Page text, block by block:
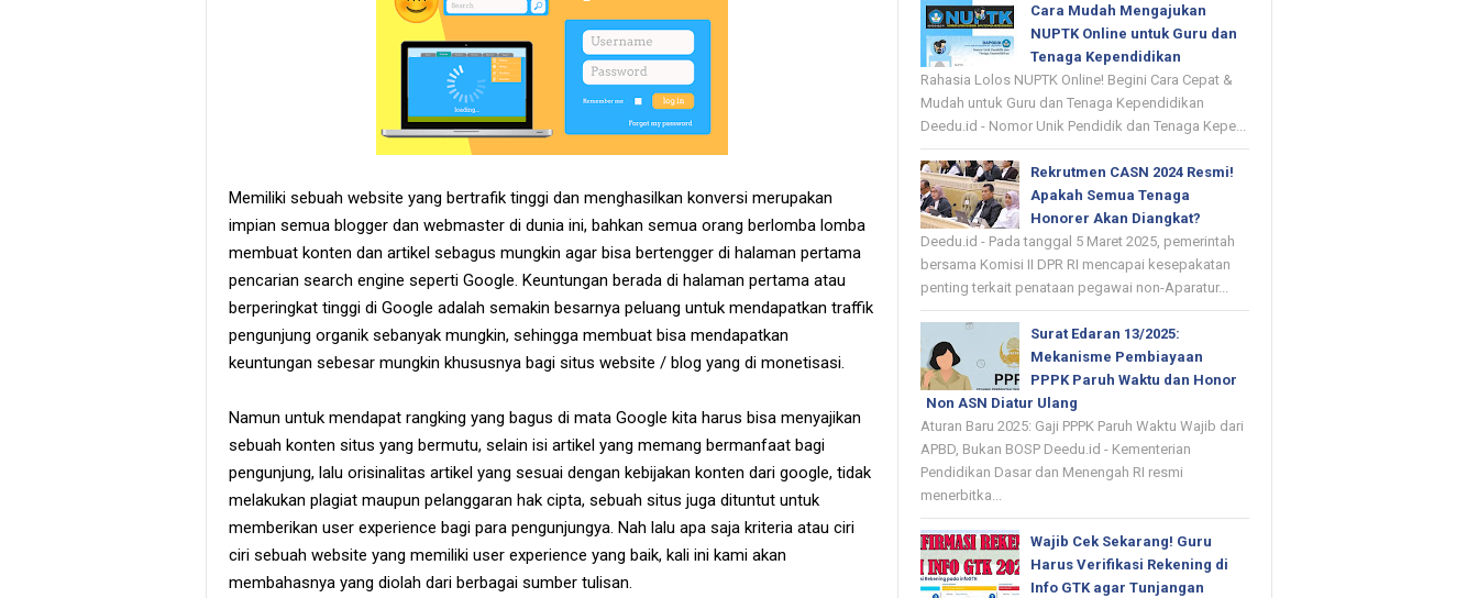
Memiliki sebuah website yang bertrafik tinggi dan menghasilkan konversi merupakan
impian semua blogger dan webmaster di dunia ini, bahkan semua orang berlomba lomba
membuat konten dan artikel sebagus mungkin agar bisa bertengger di halaman pertama
pencarian search engine seperti Google. Keuntungan berada di halaman pertama atau
berperingkat tinggi di Google adalah semakin besarnya peluang untuk mendapatkan traffik
pengunjung organik sebanyak mungkin, sehingga membuat bisa mendapatkan
keuntungan sebesar mungkin khususnya bagi situs website / blog yang di monetisasi.
Namun untuk mendapat rangking yang bagus di mata Google kita harus bisa menyajikan
sebuah konten situs yang bermutu, selain isi artikel yang memang bermanfaat bagi
pengunjung, lalu orisinalitas artikel yang sesuai dengan kebijakan konten dari google, tidak
melakukan plagiat maupun pelanggaran hak cipta, sebuah situs juga dituntut untuk
memberikan user experience bagi para pengunjungya. Nah lalu apa saja kriteria atau ciri
ciri sebuah website yang memiliki user experience yang baik, kali ini kami akan
membahasnya yang diolah dari berbagai sumber tulisan.
Cara Mudah Mengajukan
NUPTK Online untuk Guru dan
Tenaga Kependidikan
Rahasia Lolos NUPTK Online! Begini Cara Cepat &
Mudah untuk Guru dan Tenaga Kependidikan
Deedu.id - Nomor Unik Pendidik dan Tenaga Kepe...
Rekrutmen CASN 2024 Resmi!
Apakah Semua Tenaga
Honorer Akan Diangkat?
Deedu.id - Pada tanggal 5 Maret 2025, pemerintah
bersama Komisi II DPR RI mencapai kesepakatan
penting terkait penataan pegawai non-Aparatur...
Surat Edaran 13/2025:
Mekanisme Pembiayaan
PPPK Paruh Waktu dan Honor
Non ASN Diatur Ulang
Aturan Baru 2025: Gaji PPPK Paruh Waktu Wajib dari
APBD, Bukan BOSP Deedu.id - Kementerian
Pendidikan Dasar dan Menengah RI resmi
menerbitka...
Wajib Cek Sekarang! Guru
Harus Verifikasi Rekening di
Info GTK agar Tunjangan